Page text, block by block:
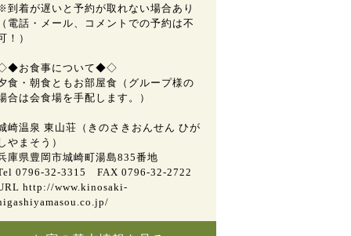
到着が遅いと予約が取れない場合あり
（電話・メール、コメントでの予約は不
！）
お食事について◆◇
食・朝食ともお部屋食（グループ様の
合は会食場を手配します。）
崎温泉 東山荘（きのさきおんせん ひが
やまそう）
庫県豊岡市城崎町湯島835番地
0796-32-3315 FAX 0796-32-2722
http://www.kinosaki-